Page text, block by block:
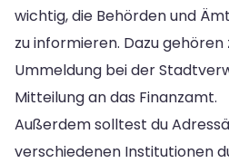
wichtig, die Behörden und
zu informieren. Dazu gehören
Ummeldung bei der
Mitteilung an das Finanzamt.
Außerdem solltest du
verschiedenen Institutionen